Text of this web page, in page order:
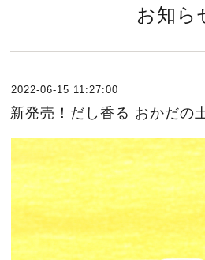
お知ら
2022-06-15 11:27:00
新発売！だし香る おかだの